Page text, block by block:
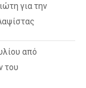
για την
από
του